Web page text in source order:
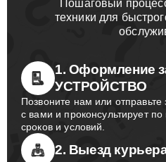
Пошаговый
техники для
1. Оформление
УСТРОЙСТВО
Позвоните нам или отправьте
с вами и проконсультирует
сроков и условий.
2. Выезд